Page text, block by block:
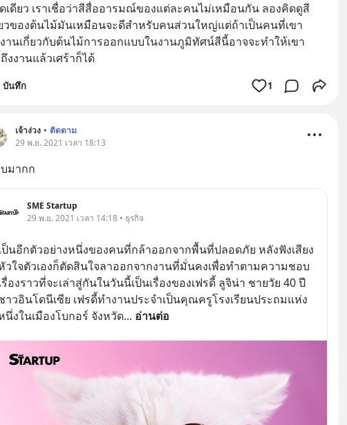
เดียว เราเชื่อว่าสีสื่ออารมณ์ของแต่ละคนไม่เหมือนกัน ลองคิดดูสี
วของต้นไม้มันเหมือนจะดีสำหรับคนส่วนใหญ่แต่ถ้าเป็นคนที่เขา
านเกี่ยวกับต้นไม้การออกแบบในงานภูมิทัศน์สีนี้อาจจะทำให้เขา
งงานแล้วเศร้าก็ได้
บันทึก 1
เจ้าง่วง • ติดตาม
29 พ.ย. 2021 เวลา 18:13
มากก
SME Startup
29 พ.ย. 2021 เวลา 14:18 • ธุรกิจ
ป็นอีกตัวอย่างหนึ่งของคนที่กล้าออกจากพื้นที่ปลอดภัย หลังฟังเสียง
วใจตัวเองก็ตัดสินใจลาออกจากงานที่มั่นคงเพื่อทำตามความชอบ
รื่องราวที่จะเล่าสู่กันในวันนี้เป็นเรื่องของเฟรดี้ ลูจิน่า ชายวัย 40 ปี
าวอินโดนีเซีย เฟรดี้ทำงานประจำเป็นคุณครูโรงเรียนประถมแห่ง
นึ่งในเมืองโบกอร์ จังหวัด... อ่านต่อ